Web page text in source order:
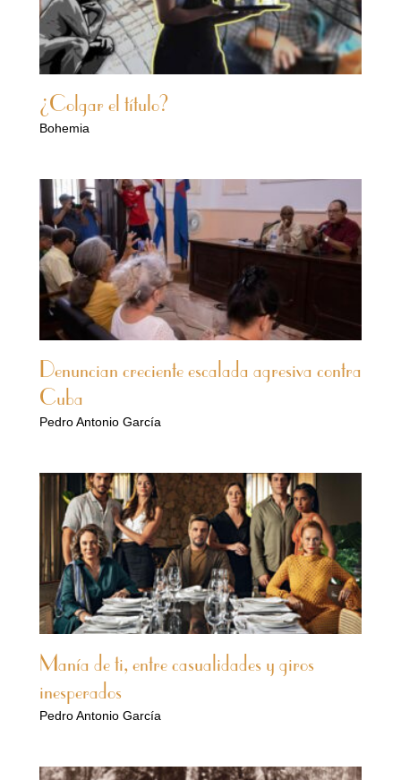
¿Colgar el título?
Bohemia
Denuncian creciente escalada agresiva contra
Cuba
Pedro Antonio García
Manía de ti, entre casualidades y giros
inesperados
Pedro Antonio García